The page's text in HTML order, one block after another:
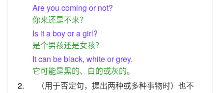
Are you coming or not?
你来还是不来？
Is it a boy or a girl?
是个男孩还是女孩？
It can be black, white or grey.
它可能是黑的、白的或灰的。
2.
（用于否定句，提出两种或多种事物时）也不